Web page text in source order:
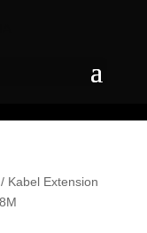
Kabel Extension